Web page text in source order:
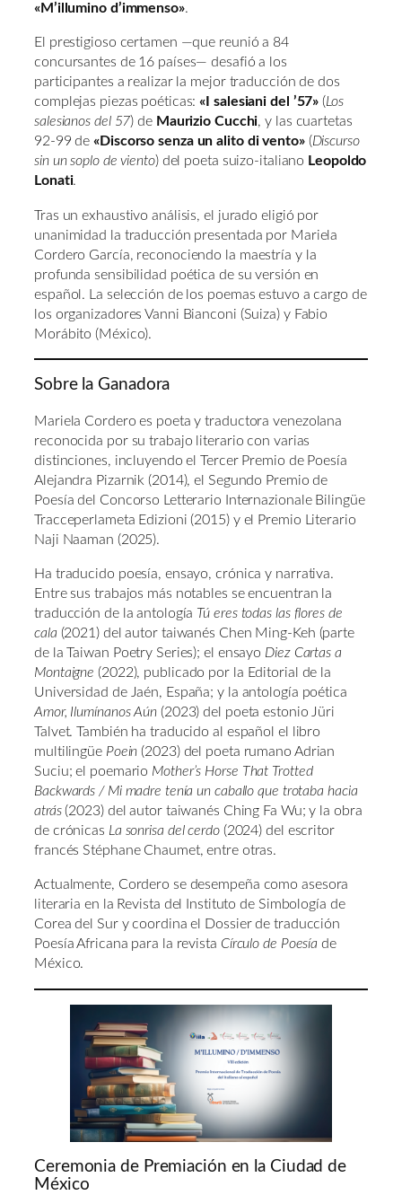
«M’illumino d’immenso».
El prestigioso certamen —que reunió a 84
concursantes de 16 países— desafió a los
participantes a realizar la mejor traducción de dos
complejas piezas poéticas:«I salesiani del ’57» (Los
salesianos del 57) de Maurizio Cucchi, y las cuartetas
92-99 de«Discorso senza un alito di vento»(Discurso
sin un soplo de viento) del poeta suizo-italiano Leopoldo
Lonati.
Tras un exhaustivo análisis, el jurado eligió por
unanimidad la traducción presentada por Mariela
Cordero García, reconociendo la maestría y la
profunda sensibilidad poética de su versión en
español. La selección de los poemas estuvo a cargo de
los organizadores Vanni Bianconi (Suiza) y Fabio
Morábito (México).
Sobre la Ganadora
Mariela Cordero es poeta y traductora venezolana
reconocida por su trabajo literario con varias
distinciones, incluyendo el Tercer Premio de Poesía
Alejandra Pizarnik (2014), el Segundo Premio de
Poesía del Concorso Letterario Internazionale Bilingüe
Tracceperlameta Edizioni (2015) y el Premio Literario
Naji Naaman (2025).
Ha traducido poesía, ensayo, crónica y narrativa.
Entre sus trabajos más notables se encuentran la
traducción de la antología Tú eres todas las flores de
cala (2021) del autor taiwanés Chen Ming-Keh (parte
de la Taiwan Poetry Series); el ensayo Diez Cartas a
Montaigne (2022), publicado por la Editorial de la
Universidad de Jaén, España; y la antología poética
Amor, Ilumínanos Aún (2023) del poeta estonio Jüri
Talvet. También ha traducido al español el libro
multilingüe Poein (2023) del poeta rumano Adrian
Suciu; el poemario Mother’s Horse That Trotted
Backwards / Mi madre tenía un caballo que trotaba hacia
atrás(2023) del autor taiwanés Ching Fa Wu; y la obra
de crónicas La sonrisa del cerdo(2024) del escritor
francés Stéphane Chaumet, entre otras.
Actualmente, Cordero se desempeña como asesora
literaria en la Revista del Instituto de Simbología de
Corea del Sur y coordina el Dossier de traducción
Poesía Africana para la revista Círculo de Poesía de
México.
Ceremonia de Premiación en la Ciudad de
México